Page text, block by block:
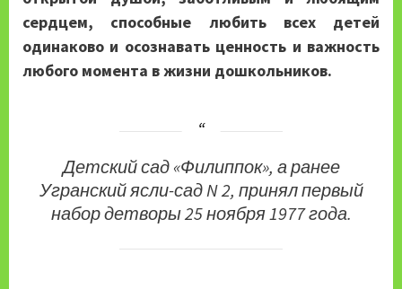
сердцем, способные любить всех детей
одинаково и осознавать ценность и важность
любого момента в жизни дошкольников.
Детский сад «Филиппок», а ранее
Угранский ясли-сад N 2, принял первый
набор детворы 25 ноября 1977 года.